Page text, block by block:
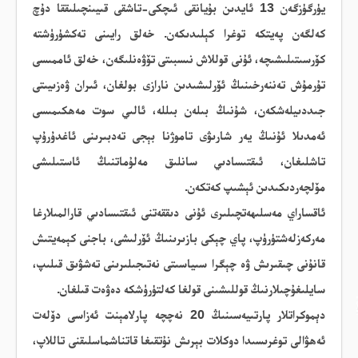
يۈرگۈزگەن 13 ئايدىن بۇيانقى ئىچكى-تاشقى قىيىنچىلىققا دۇچ
كەلگەن پەيتكە توغرا كېلىدىكەن. خەلق رايىنى تەكشۈرۈشتە
كۆرسىتىلىشىچە، ئۇنى قوللاش نىسبىتى تۆۋەنلىگەن، خەلق ئاممىسى
تۇرمۇش تەننەرخىنىڭ ئۆرلىشىدىن نارازى بولغان، ئىران ۋەزىيىتى
جىددىيلەشكەن، شۇنىڭ بىلەن بىللە، ئالىي سوت مەھكىمىسى
ئەمدىلا ئۇنىڭ يەر شارىۋى تاموژنا بېجى تەدبىرىنى ئاغدۇرۇپ
تاشلىغان، ئىقتىسادىي سانلىق مەلۇماتنىڭ ئاستىلىشى
مۆلچەردىكىدىن ئېشىپ كەتكەن.
ئاقساراي مەسلىھەتچىلىرى ئۇنى دىققەتنى ئىقتىسادىي قارالمىلارغا
مەركەزلەشتۈرۈپ، پاي چېكى بازىرىنىڭ ئۆرلىشى، باجنى كېمەيتىش
قانۇنى چىقىرىش ۋە چېگرا سىياسىتى نەتىجىلىرىنى تەشۋىق قىلىپ،
سايلىغۇچىلارنىڭ قوللىشىنى قولغا كەلتۈرۈشكە دەۋەت قىلغان.
دېموكراتلار پارتىيەسىنىڭ 20 نەچچە پارلامېنت ئەزاسى دۆلەت
ئەھۋالى توغرىسىدا دوكلات بېرىش نۇتقىغا قاتناشماسلىقنى تاللاپ،